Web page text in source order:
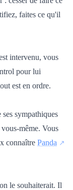
faites ce qu'il
intervenu, vous
pour lui
est en ordre.
sympathiques
même. Vous
connaître Panda
le souhaiterait. Il